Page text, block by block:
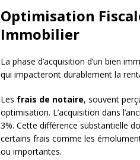
Optimisation
Immobilier
La phase d’acquisition d’un bien
qui impacteront durablement la
Les frais de notaire, souvent
optimisation. L’acquisition dans
3%. Cette différence substantielle
certains frais comme les
ou importantes.